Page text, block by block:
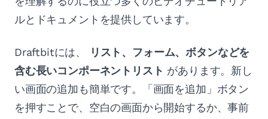
ルとドキュメントを提供しています。
Draftbitには、
リスト、フォーム、ボタンなどを
含む長いコンポーネントリスト があります。新し
い画面の追加も簡単です。「画面を追加」ボタン
を押すことで、空白の画面から開始するか、事前